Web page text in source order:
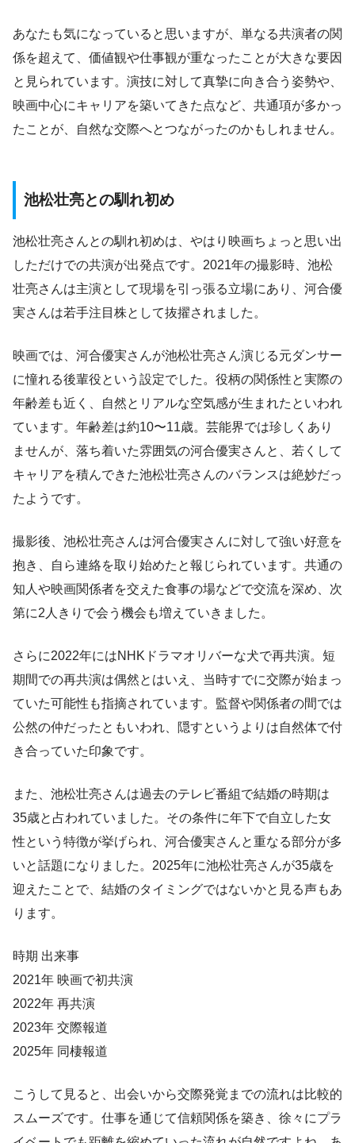
あなたも気になっていると思いますが、単なる共演者の関
係を超えて、価値観や仕事観が重なったことが大きな要因
と見られています。演技に対して真摯に向き合う姿勢や、
映画中心にキャリアを築いてきた点など、共通項が多かっ
たことが、自然な交際へとつながったのかもしれません。
池松壮亮との馴れ初め
池松壮亮さんとの馴れ初めは、やはり映画ちょっと思い出
しただけでの共演が出発点です。2021年の撮影時、池松
壮亮さんは主演として現場を引っ張る立場にあり、河合優
実さんは若手注目株として抜擢されました。
映画では、河合優実さんが池松壮亮さん演じる元ダンサー
に憧れる後輩役という設定でした。役柄の関係性と実際の
年齢差も近く、自然とリアルな空気感が生まれたといわれ
ています。年齢差は約10〜11歳。芸能界では珍しくあり
ませんが、落ち着いた雰囲気の河合優実さんと、若くして
キャリアを積んできた池松壮亮さんのバランスは絶妙だっ
たようです。
撮影後、池松壮亮さんは河合優実さんに対して強い好意を
抱き、自ら連絡を取り始めたと報じられています。共通の
知人や映画関係者を交えた食事の場などで交流を深め、次
第に2人きりで会う機会も増えていきました。
さらに2022年にはNHKドラマオリバーな犬で再共演。短
期間での再共演は偶然とはいえ、当時すでに交際が始まっ
ていた可能性も指摘されています。監督や関係者の間では
公然の仲だったともいわれ、隠すというよりは自然体で付
き合っていた印象です。
また、池松壮亮さんは過去のテレビ番組で結婚の時期は
35歳と占われていました。その条件に年下で自立した女
性という特徴が挙げられ、河合優実さんと重なる部分が多
いと話題になりました。2025年に池松壮亮さんが35歳を
迎えたことで、結婚のタイミングではないかと見る声もあ
ります。
時期 出来事
2021年 映画で初共演
2022年 再共演
2023年 交際報道
2025年 同棲報道
こうして見ると、出会いから交際発覚までの流れは比較的
スムーズです。仕事を通じて信頼関係を築き、徐々にプラ